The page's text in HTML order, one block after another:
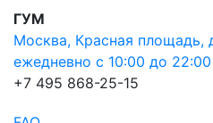
ГУМ
Москва, Красная площадь,
ежедневно с 10:00 до 22:00
+7 495 868-25-15